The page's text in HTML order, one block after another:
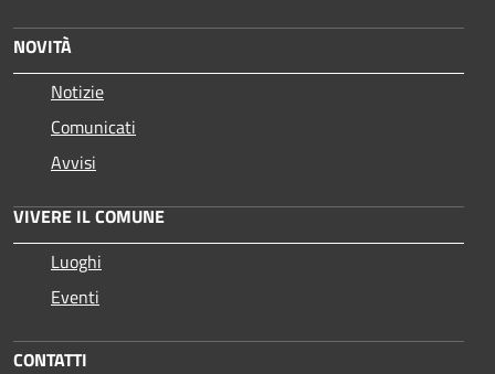
NOVITÀ
Notizie
Comunicati
Avvisi
VIVERE IL COMUNE
Luoghi
Eventi
CONTATTI